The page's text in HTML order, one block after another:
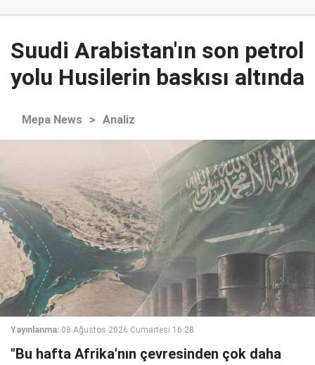
Suudi Arabistan'ın son petrol
yolu Husilerin baskısı altında
Mepa News > Analiz
Yayınlanma: 08 Ağustos 2026 Cumartesi 16:28
"Bu hafta Afrika'nın çevresinden çok daha